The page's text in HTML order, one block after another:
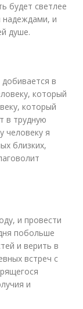
будет светлее
и
душе.
в
который
который
в трудную
человеку я
близких,
и провести
побольше
и верить в
встреч с
и